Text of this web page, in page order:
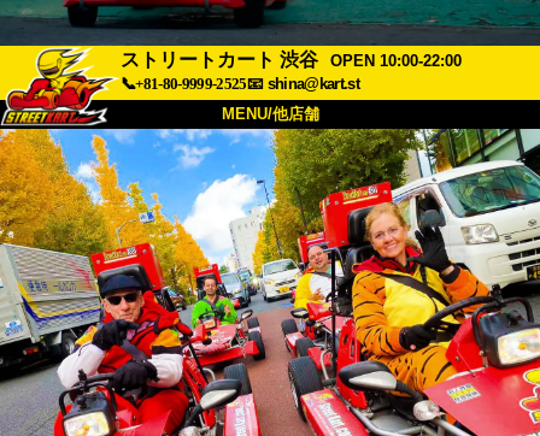
ストリートカート 渋谷
OPEN 10:00-22:00
📞+81-80-9999-2525📧 shina@kart.st
MENU/他店舗
トップ
概要 車両 価格
アクセス 評価 FAQ
会社 予約
他店舗
東京 品川 東京 秋葉原 #1
東京 秋葉原 #2 東京 渋谷